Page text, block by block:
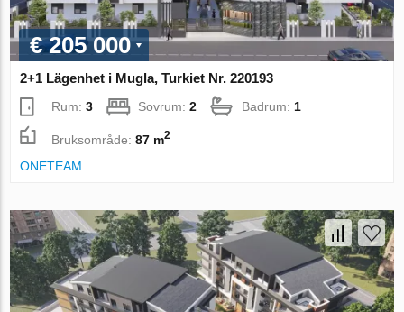
€ 205 000
2+1 Lägenhet i Mugla, Turkiet Nr. 220193
Rum:3 Sovrum:2 Badrum: 1
Bruksområde:87 m2
ONETEAM